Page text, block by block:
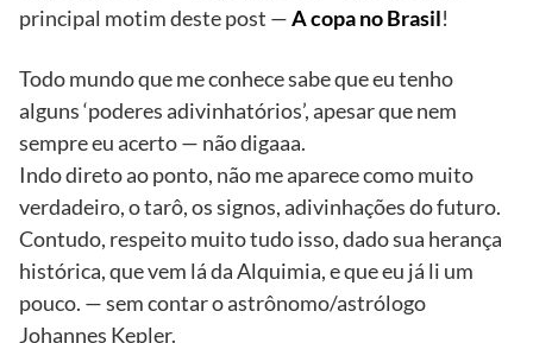
principal motim deste post —A copa no Brasil!
Todo mundo que me conhece sabe que eu tenho
alguns ‘poderes adivinhatórios’, apesar que nem
sempre eu acerto — não digaaa.
Indo direto ao ponto, não me aparece como muito
verdadeiro, o tarô, os signos, adivinhações do futuro.
Contudo, respeito muito tudo isso, dado sua herança
histórica, que vem lá da Alquimia, e que eu já li um
pouco. — sem contar o astrônomo/astrólogo
Johannes Kepler.